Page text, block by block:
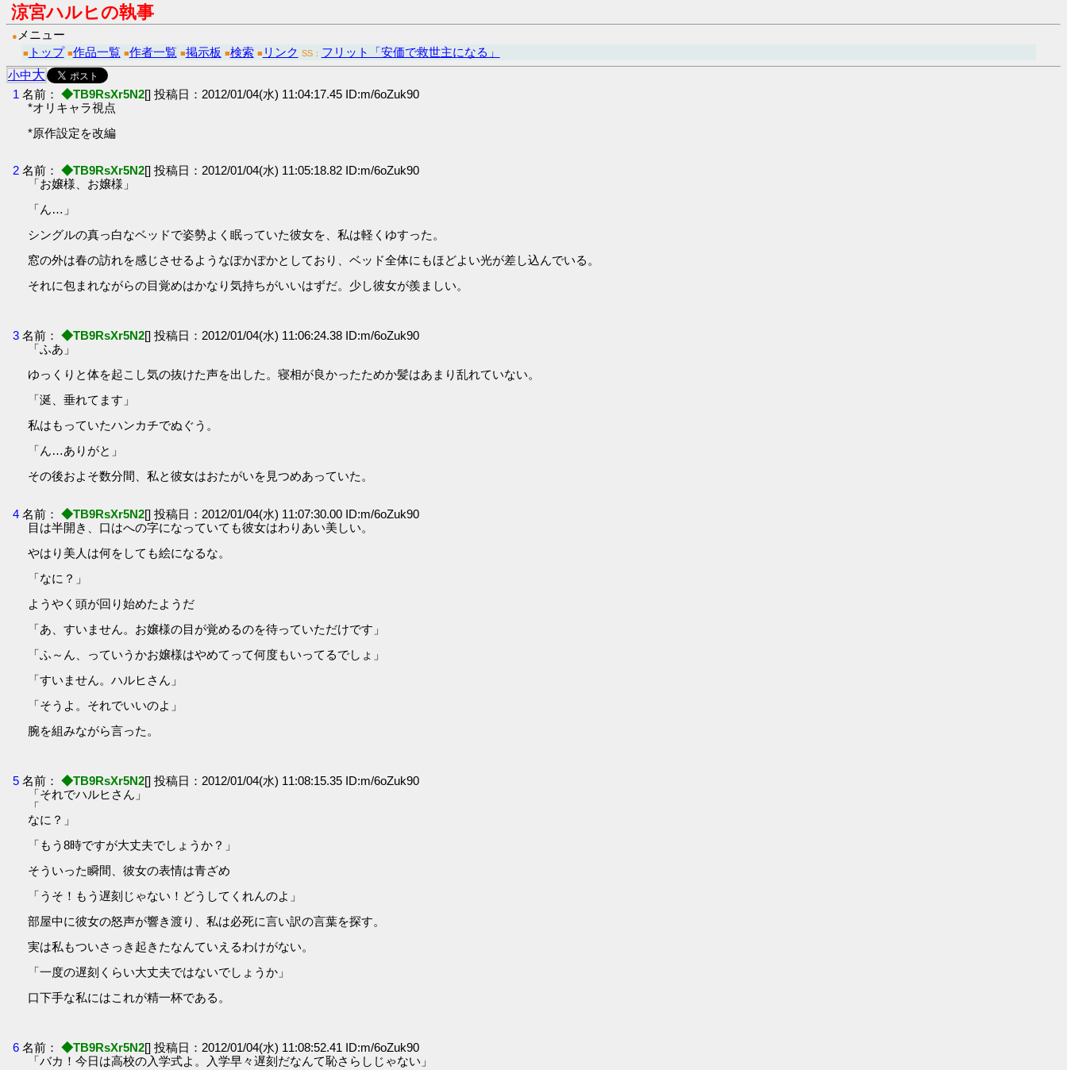
涼宮ハルヒの執事
● メニュー
■ トップ ■作品一覧 ■作者一覧 ■掲示板 ■検索 ■ リンク SS： フリット「安価で救世主になる」
小中大
1 名前： ◆TB9RsXr5N2[] 投稿日：2012/01/04(水) 11:04:17.45 ID:m/6oZuk90
*オリキャラ視点
*原作設定を改編
2 名前： ◆TB9RsXr5N2[] 投稿日：2012/01/04(水) 11:05:18.82 ID:m/6oZuk90
「お嬢様、お嬢様」
「ん…」
シングルの真っ白なベッドで姿勢よく眠っていた彼女を、私は軽くゆすった。
窓の外は春の訪れを感じさせるようなぽかぽかとしており、ベッド全体にもほどよい光が差し込んでいる。
それに包まれながらの目覚めはかなり気持ちがいいはずだ。少し彼女が羨ましい。
3 名前： ◆TB9RsXr5N2[] 投稿日：2012/01/04(水) 11:06:24.38 ID:m/6oZuk90
「ふあ」
ゆっくりと体を起こし気の抜けた声を出した。寝相が良かったためか髪はあまり乱れていない。
「涎、垂れてます」
私はもっていたハンカチでぬぐう。
「ん…ありがと」
その後およそ数分間、私と彼女はおたがいを見つめあっていた。
4 名前： ◆TB9RsXr5N2[] 投稿日：2012/01/04(水) 11:07:30.00 ID:m/6oZuk90
目は半開き、口はへの字になっていても彼女はわりあい美しい。
やはり美人は何をしても絵になるな。
「なに？」
ようやく頭が回り始めたようだ
「あ、すいません。お嬢様の目が覚めるのを待っていただけです」
「ふ～ん、っていうかお嬢様はやめてって何度もいってるでしょ」
「すいません。ハルヒさん」
「そうよ。それでいいのよ」
腕を組みながら言った。
5 名前： ◆TB9RsXr5N2[] 投稿日：2012/01/04(水) 11:08:15.35 ID:m/6oZuk90
「それでハルヒさん」
「
なに？」
「もう8時ですが大丈夫でしょうか？」
そういった瞬間、彼女の表情は青ざめ
「うそ！もう遅刻じゃない！どうしてくれんのよ」
部屋中に彼女の怒声が響き渡り、私は必死に言い訳の言葉を探す。
実は私もついさっき起きたなんていえるわけがない。
「一度の遅刻くらい大丈夫ではないでしょうか」
口下手な私にはこれが精一杯である。
6 名前： ◆TB9RsXr5N2[] 投稿日：2012/01/04(水) 11:08:52.41 ID:m/6oZuk90
「バカ！今日は高校の入学式よ。入学早々遅刻だなんて恥さらしじゃない」